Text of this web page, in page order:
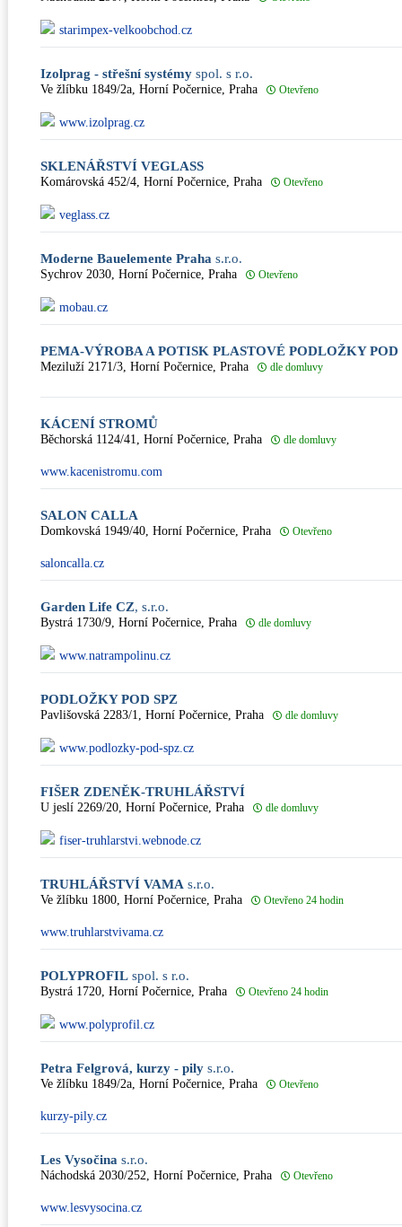
starimpex-velkoobchod.cz
Izolprag - střešní systémy spol. s r.o.
Ve žlíbku 1849/2a, Horní Počernice, Praha Otevřeno
www.izolprag.cz
SKLENÁŘSTVÍ VEGLASS
Komárovská 452/4, Horní Počernice, Praha Otevřeno
veglass.cz
Moderne Bauelemente Praha s.r.o.
Sychrov 2030, Horní Počernice, Praha Otevřeno
mobau.cz
PEMA-VÝROBA A POTISK PLASTOVÉ PODLOŽKY POD
Meziluží 2171/3, Horní Počernice, Praha dle domluvy
KÁCENÍ STROMŮ
Běchorská 1124/41, Horní Počernice, Praha dle domluvy
www.kacenistromu.com
SALON CALLA
Domkovská 1949/40, Horní Počernice, Praha Otevřeno
saloncalla.cz
Garden Life CZ, s.r.o.
Bystrá 1730/9, Horní Počernice, Praha dle domluvy
www.natrampolinu.cz
PODLOŽKY POD SPZ
Pavlišovská 2283/1, Horní Počernice, Praha dle domluvy
www.podlozky-pod-spz.cz
FIŠER ZDENĚK-TRUHLÁŘSTVÍ
U jeslí 2269/20, Horní Počernice, Praha dle domluvy
fiser-truhlarstvi.webnode.cz
TRUHLÁŘSTVÍ VAMA s.r.o.
Ve žlíbku 1800, Horní Počernice, Praha Otevřeno 24 hodin
www.truhlarstvivama.cz
POLYPROFIL spol. s r.o.
Bystrá 1720, Horní Počernice, Praha Otevřeno 24 hodin
www.polyprofil.cz
Petra Felgrová, kurzy - pily s.r.o.
Ve žlíbku 1849/2a, Horní Počernice, Praha Otevřeno
kurzy-pily.cz
Les Vysočina s.r.o.
Náchodská 2030/252, Horní Počernice, Praha Otevřeno
www.lesvysocina.cz